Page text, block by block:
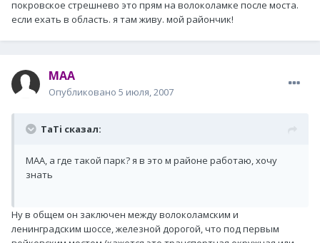
покровское стрешнево это прям на волоколамке после моста.
если ехать в область. я там живу. мой райончик!
MAA
Опубликовано 5 июля, 2007
TaTi сказал:
МАА, а где такой парк? я в это м районе работаю, хочу
знать
Ну в общем он заключен между волоколамским и
ленинградским шоссе, железной дорогой, что под первым